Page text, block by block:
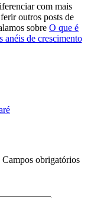
com mais
outros posts de
sobre O que é
anéis de crescimento
Campos obrigatórios